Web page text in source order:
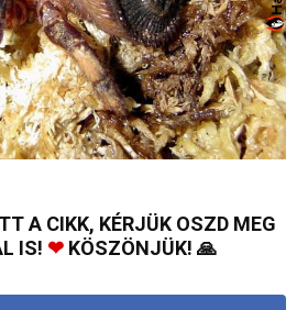
A CIKK, KÉRJÜK OSZD MEG
IS! ❤KÖSZÖNJÜK! 🙏